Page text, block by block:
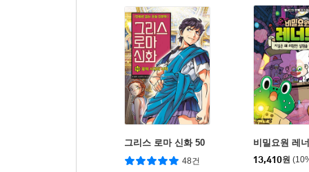
그리스 로마 신화 50
48건
비밀요원 레
13,410원